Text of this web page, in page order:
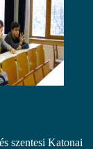
szentesi Katonai